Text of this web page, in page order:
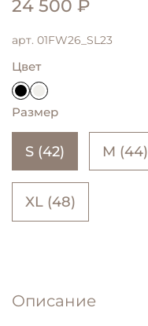
арт. 01FW26_SL23
24 500 ₽
Цвет
Размер
S (42) M (44)
XL (48)
Описание